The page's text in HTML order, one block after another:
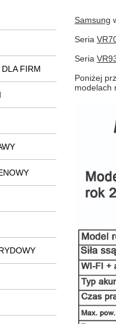
FIRM
Samsung
Seria
Seria
Poniżej
modelach